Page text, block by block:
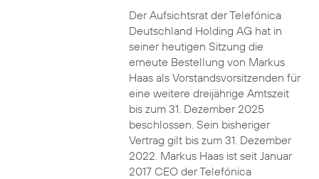
Der Aufsichtsrat der Telefónica
Deutschland Holding AG hat in
seiner heutigen Sitzung die
erneute Bestellung von Markus
Haas als Vorstandsvorsitzenden für
eine weitere dreijährige Amtszeit
bis zum 31. Dezember 2025
beschlossen. Sein bisheriger
Vertrag gilt bis zum 31. Dezember
2022. Markus Haas ist seit Januar
2017 CEO der Telefónica